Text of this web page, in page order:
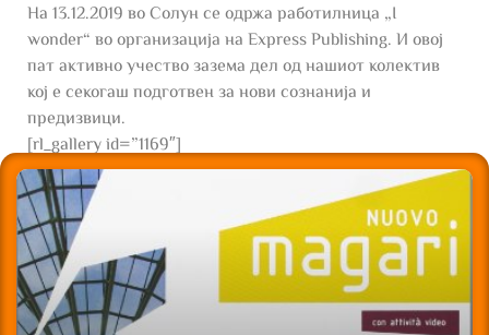
На 13.12.2019 во Солун се одржа работилница „I
wonder“ во организација на Express Publishing. И овој
пат активно учество зазема дел од нашиот колектив
кој е секогаш подготвен за нови сознанија и
предизвици.
[rl_gallery id=”1169″]